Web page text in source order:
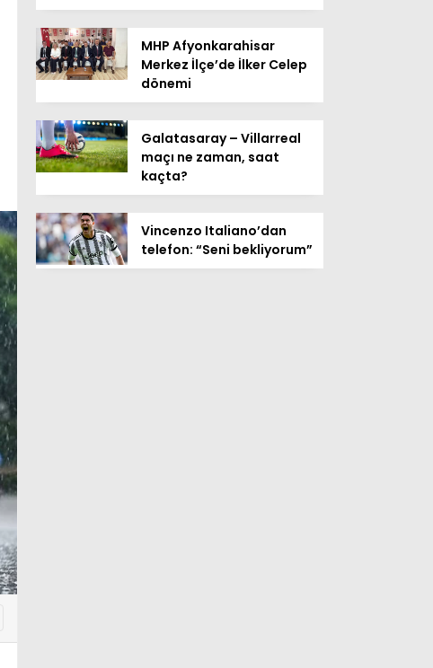
MHP Afyonkarahisar
Merkez İlçe’de İlker Celep
dönemi
Galatasaray – Villarreal
maçı ne zaman, saat
kaçta?
Vincenzo Italiano’dan
telefon: “Seni bekliyorum”